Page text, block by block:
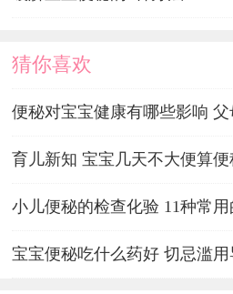
猜你喜欢
便秘对宝宝健康有哪些影响
育儿新知 宝宝几天不大便算便
小儿便秘的检查化验 11种常
宝宝便秘吃什么药好 切忌滥